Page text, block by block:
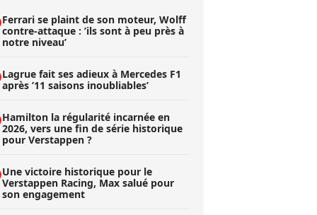
Ferrari se plaint de son moteur, Wolff
contre-attaque : ’ils sont à peu près à
notre niveau’
Lagrue fait ses adieux à Mercedes F1
après ’11 saisons inoubliables’
Hamilton la régularité incarnée en
2026, vers une fin de série historique
pour Verstappen ?
Une victoire historique pour le
Verstappen Racing, Max salué pour
son engagement